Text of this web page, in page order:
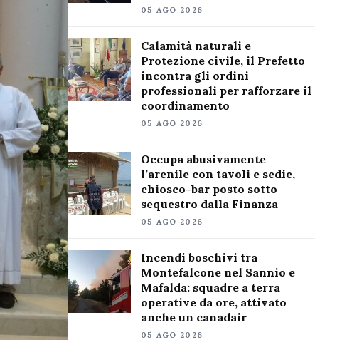
05 AGO 2026
Calamità naturali e
Protezione civile, il Prefetto
incontra gli ordini
professionali per rafforzare il
coordinamento
05 AGO 2026
Occupa abusivamente
l’arenile con tavoli e sedie,
chiosco-bar posto sotto
sequestro dalla Finanza
05 AGO 2026
Incendi boschivi tra
Montefalcone nel Sannio e
Mafalda: squadre a terra
operative da ore, attivato
anche un canadair
05 AGO 2026